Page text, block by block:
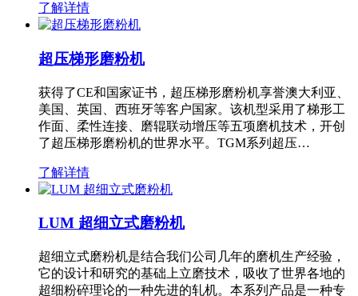
了解详情
超压梯形磨粉机
获得了CE和国家证书，超压梯形磨粉机享誉澳大利亚、
美国、英国、西班牙等客户国家。该机型采用了梯形工
作面、柔性连接、磨辊联动增压等五项磨机技术，开创
了超压梯形磨粉机的世界水平。TGM系列超压…
了解详情
LUM 超细立式磨粉机
超细立式磨粉机是结合我们公司几年的磨机生产经验，
它的设计和研究的基础上立磨技术，吸收了世界各地的
超细粉碎理论的一种先进的轧机。本系列产品是一种专